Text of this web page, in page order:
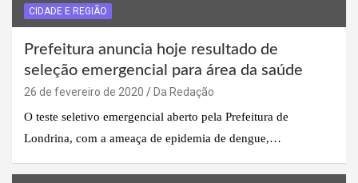
CIDADE E REGIÃO
Prefeitura anuncia hoje resultado de
seleção emergencial para área da saúde
26 de fevereiro de 2020
Da Redação
O teste seletivo emergencial aberto pela Prefeitura de
Londrina, com a ameaça de epidemia de dengue,…